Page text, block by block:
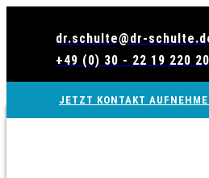
dr.schulte@dr-
+49 (0) 30 - 22 19 220 20
JETZT KONTAKT